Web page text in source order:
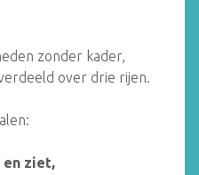
zonder kader,
over drie rijen.
en ziet,